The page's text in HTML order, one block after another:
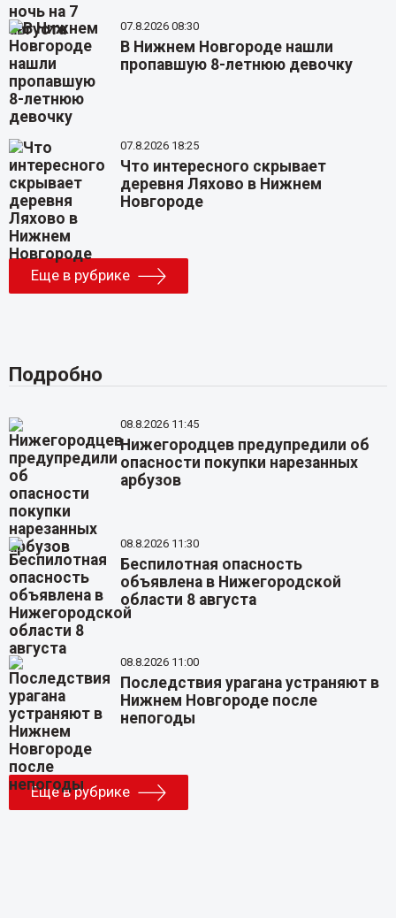
07.8.2026 08:30
В Нижнем Новгороде нашли
пропавшую 8-летнюю девочку
07.8.2026 18:25
Что интересного скрывает
деревня Ляхово в Нижнем
Новгороде
Еще в рубрике
Подробно
08.8.2026 11:45
Нижегородцев предупредили об
опасности покупки нарезанных
арбузов
08.8.2026 11:30
Беспилотная опасность
объявлена в Нижегородской
области 8 августа
08.8.2026 11:00
Последствия урагана устраняют в
Нижнем Новгороде после
непогоды
Еще в рубрике